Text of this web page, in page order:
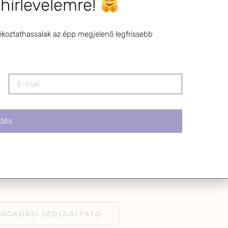
a levél alján található
SZOLGÁLTATÓ
az épp megjelenő legfrissebb